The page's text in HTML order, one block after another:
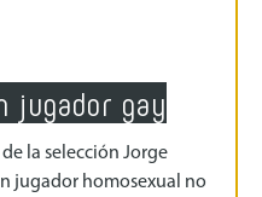
jugador gay
la selección Jorge
jugador homosexual no